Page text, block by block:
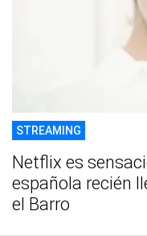
STREAMING
Netflix es
española recién
el Barro